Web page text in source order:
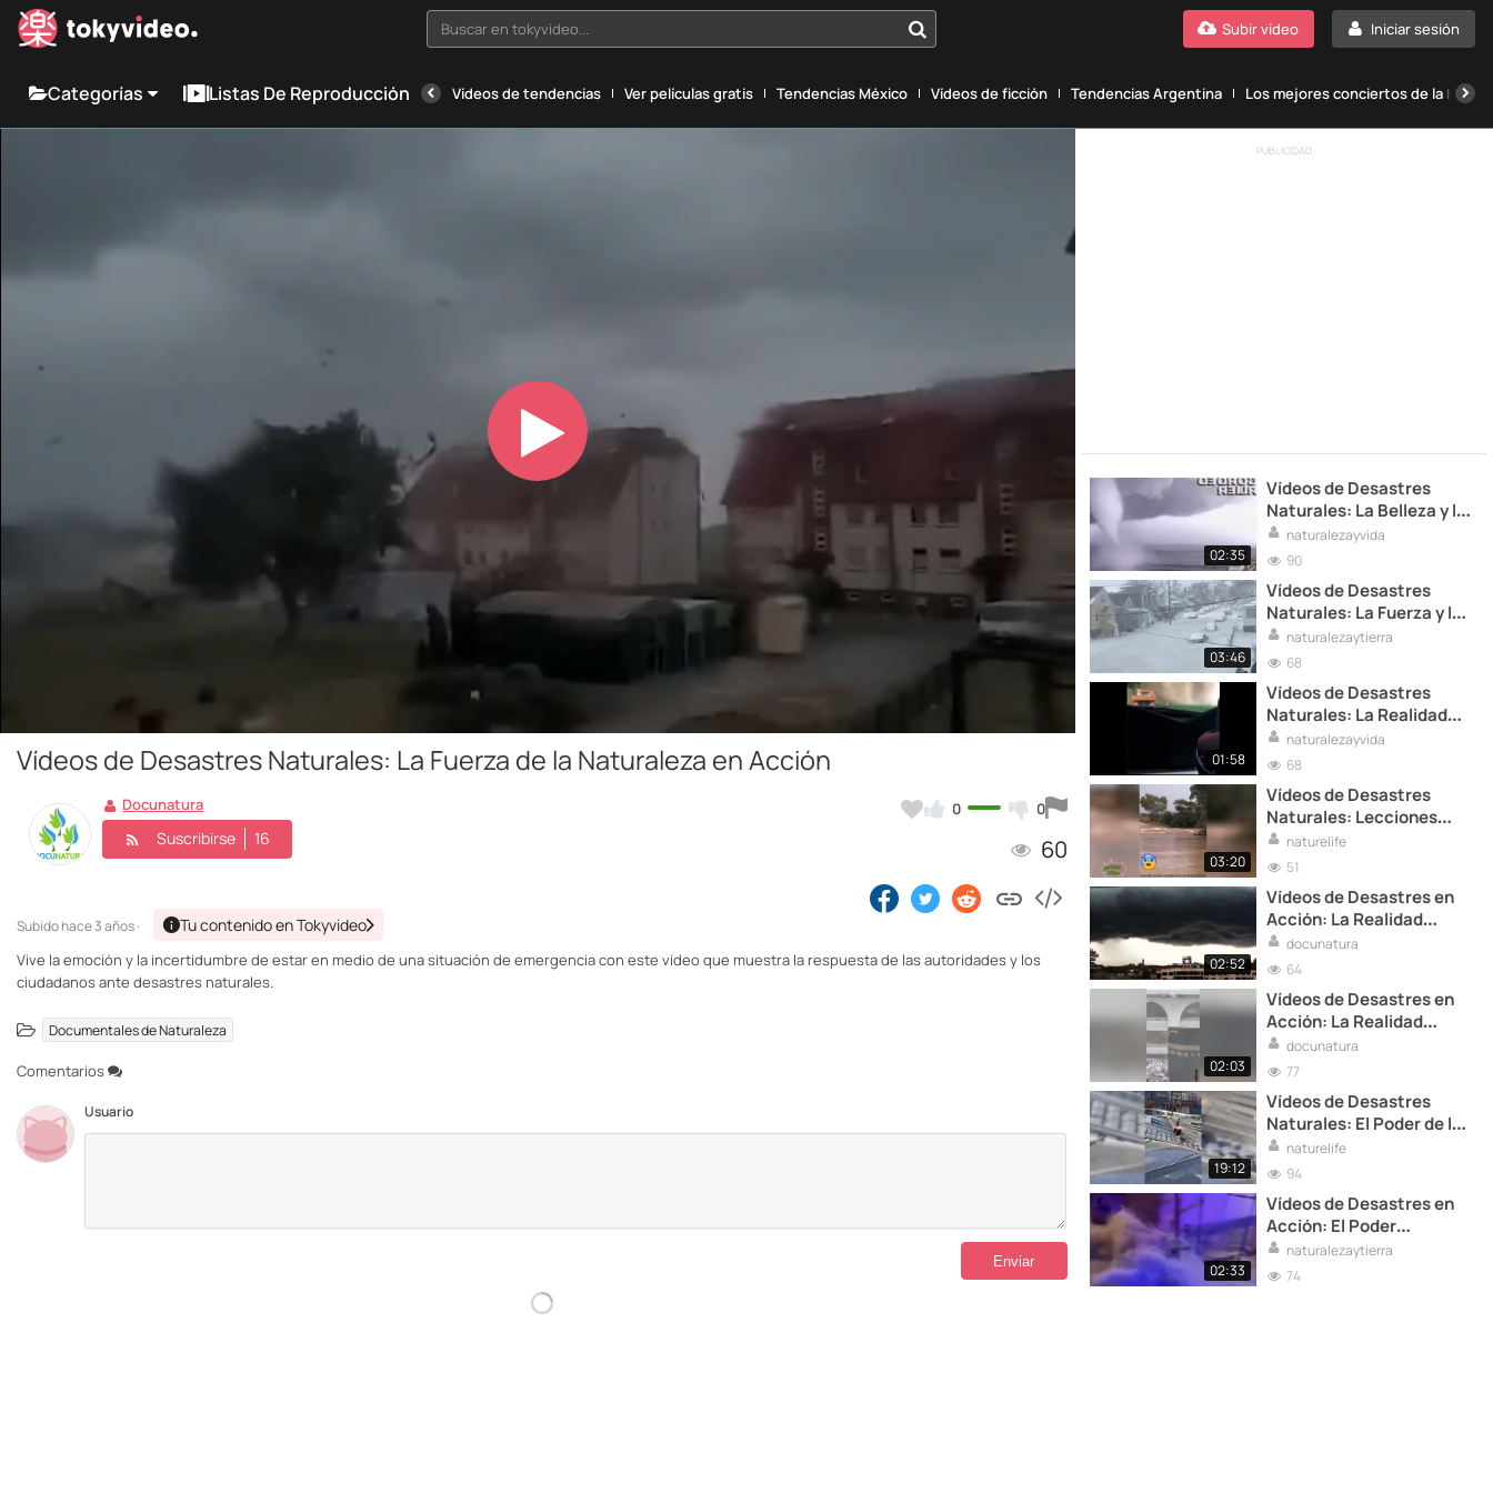
Buscar en tokyvideo... Iniciar sesión
Subir vídeo
Categorías Listas De Reproducción Vídeos de tendencias Ver películas gratis Tendencias México Vídeos de ficción Tendencias Argentina Los mejores conciertos de la
Play
Video
Vídeos de Desastres Naturales: La Fuerza de la Naturaleza en Acción
0 0
60
Docunatura
Suscribirse 16
Subidohace 3 años · Tu contenido en Tokyvideo
Vive la emoción y la incertidumbre de estar en medio de una situación de emergencia con este vídeo que muestra la respuesta de las autoridades y los
ciudadanos ante desastres naturales.
Documentales de Naturaleza
Comentarios
Usuario
PUBLICIDAD
02:35
Vídeos de Desastres
Naturales: La Belleza y la
Tragedia de la Naturaleza
naturalezayvida
90
03:46
Vídeos de Desastres
Naturales: La Fuerza y la
Fragilidad de la Vida
naturalezaytierra
68
01:58
Vídeos de Desastres
Naturales: La Realidad
Cruda de la Naturaleza
naturalezayvida
68
03:20
Vídeos de Desastres
Naturales: Lecciones
Aprendidas de la
Naturaleza
naturelife
51
02:52
Vídeos de Desastres en
Acción: La Realidad
Cruda de la Naturaleza
docunatura
64
02:03
Vídeos de Desastres en
Acción: La Realidad
Cruda de la Naturaleza
docunatura
77
19:12
Vídeos de Desastres
Naturales: El Poder de la
Madre Naturaleza
naturelife
94
02:33
Vídeos de Desastres en
Acción: El Poder
Imparable de la
Naturaleza
naturalezaytierra
74